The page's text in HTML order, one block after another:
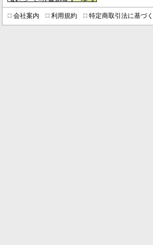
会社案内 利用規約 特定商取引法に基づ